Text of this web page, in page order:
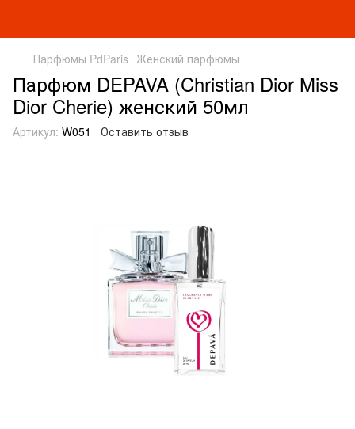
Парфюмы PdParis Женский парфюмы
Парфюм DEPAVA (Christian Dior Miss
Dior Cherie) женский 50мл
Артикул: W051 Оставить отзыв